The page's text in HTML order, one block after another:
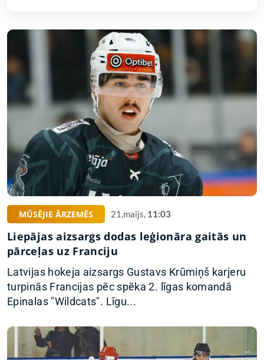
MŪSĒJIE ĀRZEMĒS 21.maijs, 11:03
Liepājas aizsargs dodas leģionāra gaitās un
pārceļas uz Franciju
Latvijas hokeja aizsargs Gustavs Krūmiņš karjeru
turpinās Francijas pēc spēka 2. līgas komandā
Epinalas "Wildcats". Līgu...